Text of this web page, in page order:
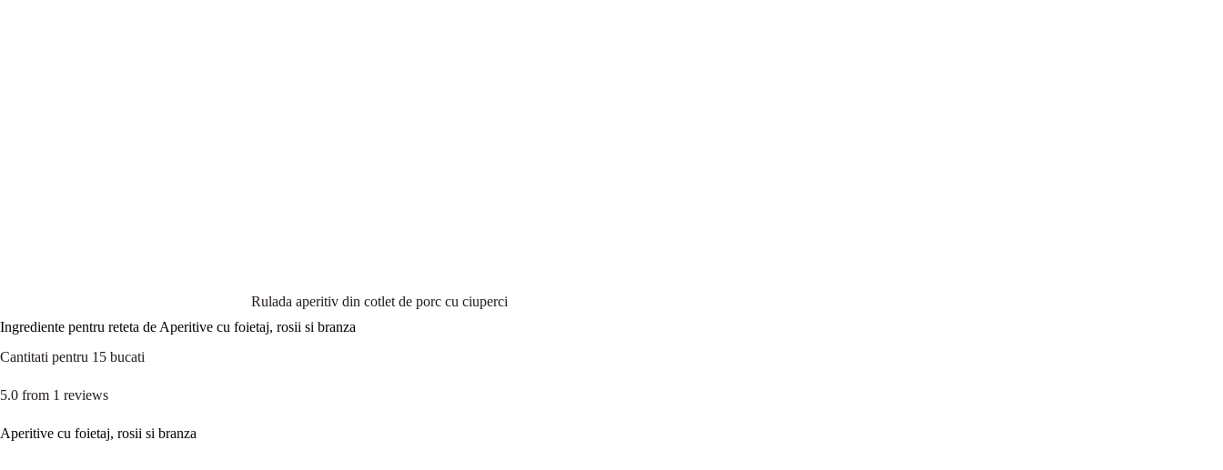
Rulada aperitiv din cotlet de porc cu ciuperci
Ingrediente pentru reteta de Aperitive cu foietaj, rosii si branza
Cantitati pentru 15 bucati
5.0 from 1 reviews
Aperitive cu foietaj, rosii si branza